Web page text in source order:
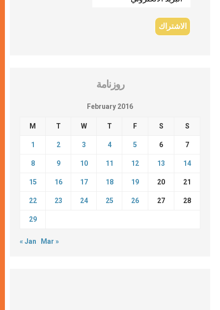
روزنامة
February 2016
M T W T F S S
1 2 3 4 5 6 7
8 9 10 11 12 13 14
15 16 17 18 19 20 21
22 23 24 25 26 27 28
29
« Jan Mar »